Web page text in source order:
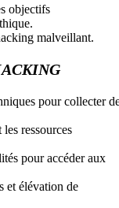
objectifs
malveillant.
pour collecter
ressources
pour accéder aux
et élévation de